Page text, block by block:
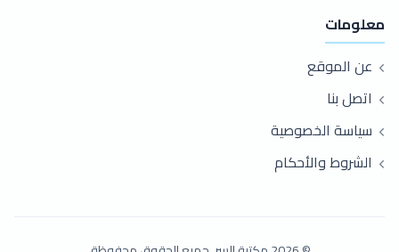
معلومات
عن الموقع
اتصل بنا
سياسة الخصوصية
الشروط والأحكام